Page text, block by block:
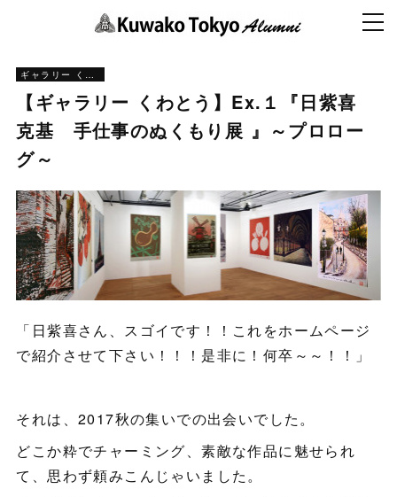
ギャラリー くわとう
【ギャラリー くわとう】Ex.１『日紫喜
克基 手仕事のぬくもり展 』～プロロー
グ～
「日紫喜さん、スゴイです！！これをホームページ
で紹介させて下さい！！！是非に！何卒～～！！」
それは、2017秋の集いでの出会いでした。
どこか粋でチャーミング、素敵な作品に魅せられ
て、思わず頼みこんじゃいました。